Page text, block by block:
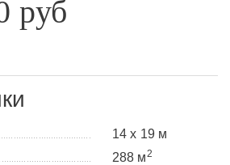
руб
14 х 19 м
288 м2